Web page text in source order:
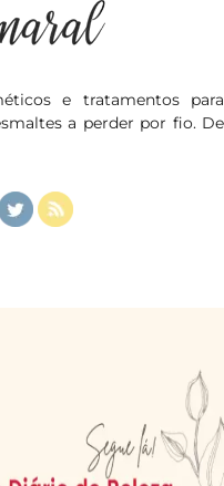
e tratamentos para
a perder por fio. De